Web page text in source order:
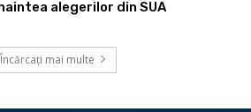
alegerilor din SUA
Încărcați mai multe